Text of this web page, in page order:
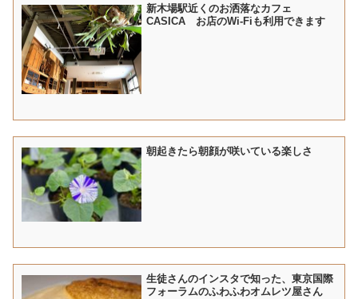
新木場駅近くのお洒落なカフェ
CASICA お店のWi-Fiも利用できます
朝起きたら朝顔が咲いている楽しさ
生徒さんのインスタで知った、東京国際
フォーラムのふわふわオムレツ屋さん